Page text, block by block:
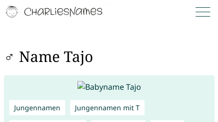
♂ Name Tajo
Jungennamen Jungennamen mit T